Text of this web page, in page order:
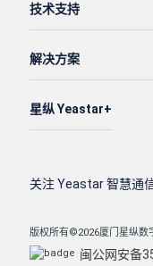
技术支持
解决方案
星纵 Yeastar
关注 Yeastar 智慧通
版权所有©2026厦门星纵数
闽公网安备